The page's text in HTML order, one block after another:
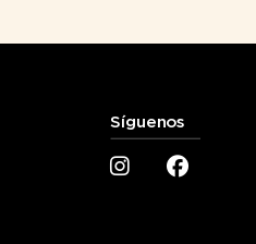
Síguenos